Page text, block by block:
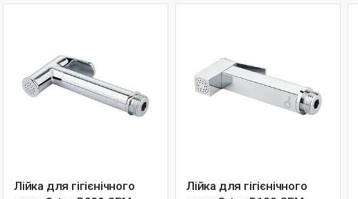
Лійка для гігієнічного
Лійка для гігієнічного